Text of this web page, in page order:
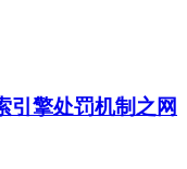
引擎处罚机制之网